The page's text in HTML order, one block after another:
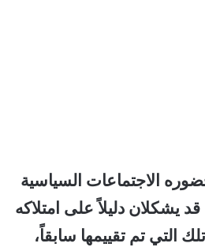
الاجتماعات السياسية
يشكلان دليلاً على امتلاكه
التي تم تقييمها سابقاً،